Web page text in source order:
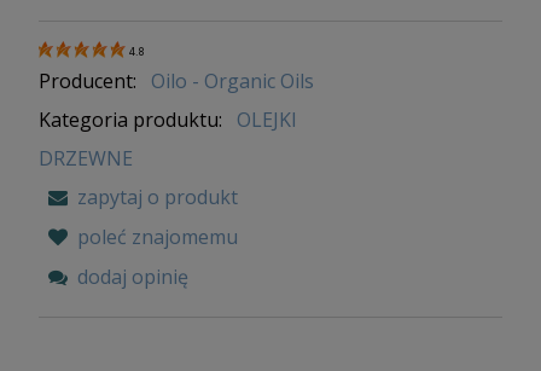
4.8
Producent:
Oilo - Organic Oils
Kategoria produktu:
OLEJKI
DRZEWNE
zapytaj o produkt
poleć znajomemu
dodaj opinię